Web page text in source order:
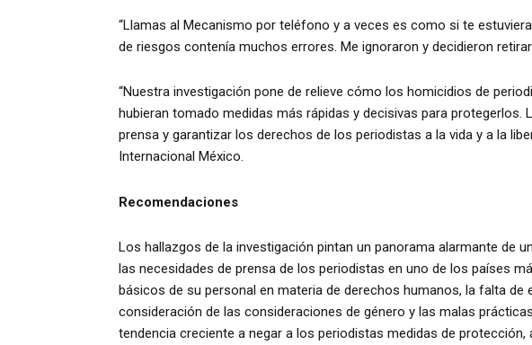
“Llamas al Mecanismo por teléfono y a veces es como si te
de riesgos contenía muchos errores. Me ignoraron y decidieron
“Nuestra investigación pone de relieve cómo los homicidios de
hubieran tomado medidas más rápidas y decisivas para
prensa y garantizar los derechos de los periodistas a la vida y a la
Internacional México.
Recomendaciones
Los hallazgos de la investigación pintan un panorama alarmante de
las necesidades de prensa de los periodistas en uno de los países
básicos de su personal en materia de derechos humanos, la falta
consideración de las consideraciones de género y las malas
tendencia creciente a negar a los periodistas medidas de